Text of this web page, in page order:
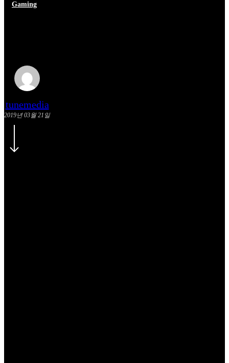
Gaming
tunemedia
2019년 03월 21일